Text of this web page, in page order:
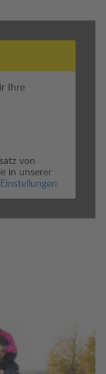
Ihre
von
in unserer